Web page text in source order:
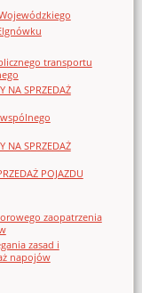
transportu
NA SPRZEDAŻ
NA SPRZEDAŻ
POJAZDU
zaopatrzenia
zasad i
napojów